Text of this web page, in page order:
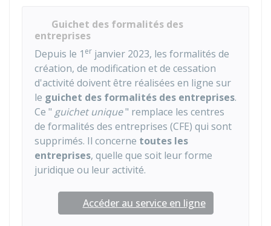
Guichet des formalités des
entreprises
Depuis le 1 er janvier 2023, les formalités de
création, de modification et de cessation
d'activité doivent être réalisées en ligne sur
le guichet des formalités des entreprises.
Ce " guichet unique" remplace les centres
de formalités des entreprises (CFE) qui sont
supprimés. Il concerne toutes les
entreprises, quelle que soit leur forme
juridique ou leur activité.
Accéder au service en ligne